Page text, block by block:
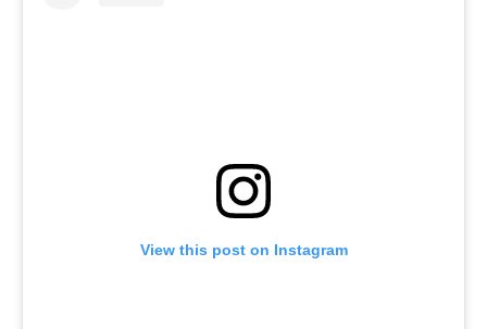
View this post on Instagram